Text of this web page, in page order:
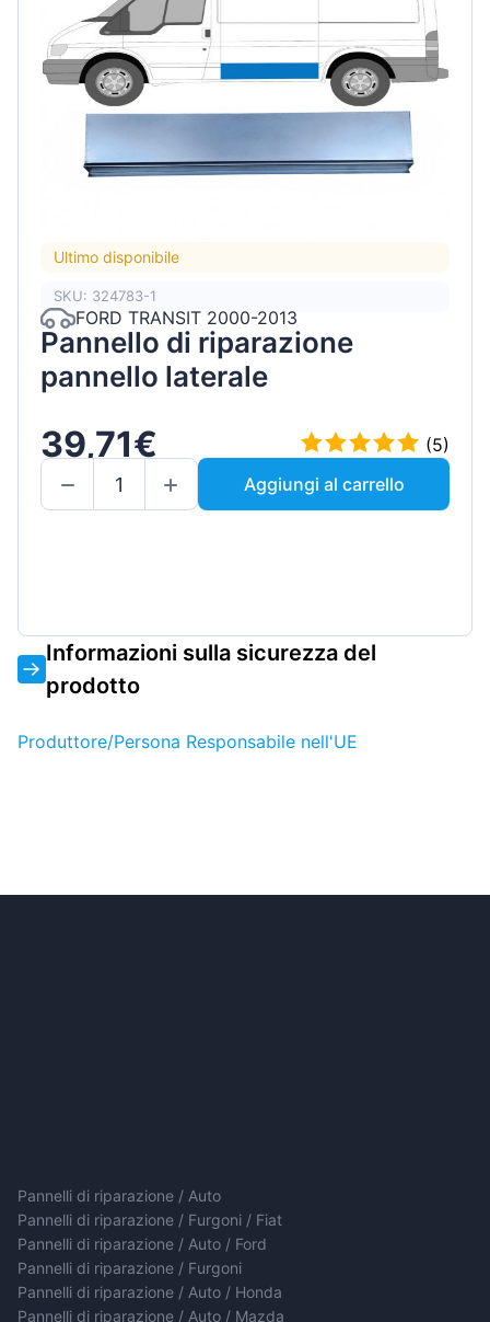
Ultimo disponibile
SKU: 324783-1
FORD TRANSIT 2000-2013
Pannello di riparazione
pannello laterale
39,71€
(5)
Aggiungi al carrello
Informazioni sulla sicurezza del
prodotto
Produttore/Persona Responsabile nell'UE
Pannelli di riparazione / Auto
Pannelli di riparazione / Furgoni / Fiat
Pannelli di riparazione / Auto / Ford
Pannelli di riparazione / Furgoni
Pannelli di riparazione / Auto / Honda
Pannelli di riparazione / Auto / Mazda